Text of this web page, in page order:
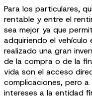
Para los particulares,
rentable y entre el
sea mejor ya que
adquiriendo el
realizado una gran
de la compra o de la
vida son el acceso
complicaciones, pero
intereses a la entidad